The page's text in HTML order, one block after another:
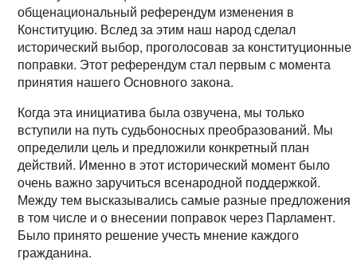
общенациональный референдум изменения в
Конституцию. Вслед за этим наш народ сделал
исторический выбор, проголосовав за конституционные
поправки. Этот референдум стал первым с момента
принятия нашего Основного закона.
Когда эта инициатива была озвучена, мы только
вступили на путь судьбоносных преобразований. Мы
определили цель и предложили конкретный план
действий. Именно в этот исторический момент было
очень важно заручиться всенародной поддержкой.
Между тем высказывались самые разные предложения,
в том числе и о внесении поправок через Парламент.
Было принято решение учесть мнение каждого
гражданина.